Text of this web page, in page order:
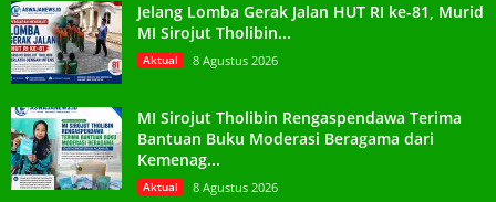
Jelang Lomba Gerak Jalan HUT RI ke-81, Murid
MI Sirojut Tholibin...
Aktual 8 Agustus 2026
MI Sirojut Tholibin Rengaspendawa Terima
Bantuan Buku Moderasi Beragama dari
Kemenag...
Aktual 8 Agustus 2026